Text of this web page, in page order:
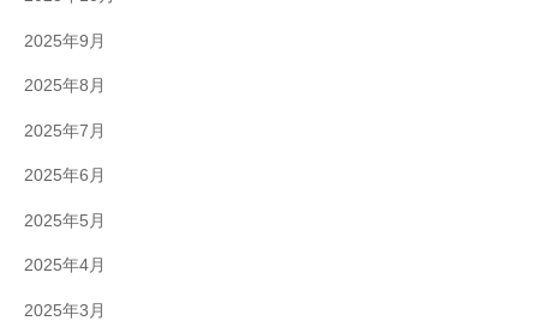
2025年9月
2025年8月
2025年7月
2025年6月
2025年5月
2025年4月
2025年3月